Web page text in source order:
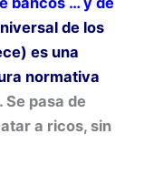
de los
es una
normativa
. Se pasa de
a ricos, sin